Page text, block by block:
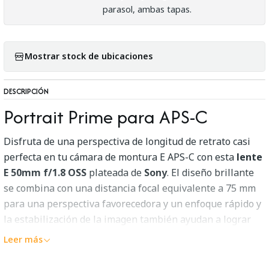
parasol, ambas tapas.
Mostrar stock de ubicaciones
DESCRIPCIÓN
Portrait Prime para APS-C
Disfruta de una perspectiva de longitud de retrato casi
perfecta en tu cámara de montura E APS-C con esta lente
E 50mm f/1.8 OSS plateada de Sony. El diseño brillante
se combina con una distancia focal equivalente a 75 mm
para una perspectiva favorecedora y un enfoque rápido y
la estabilización de la imagen también ayudan a lograr
imágenes nítidas.
Leer más